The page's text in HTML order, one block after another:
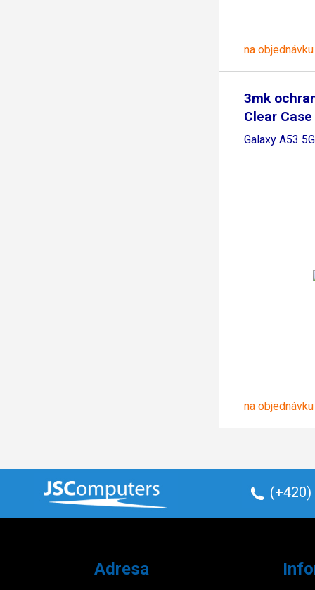
na objednávku
3mk
Clear
Samsung
Galaxy A53
na objednávku
(+420)
Adresa